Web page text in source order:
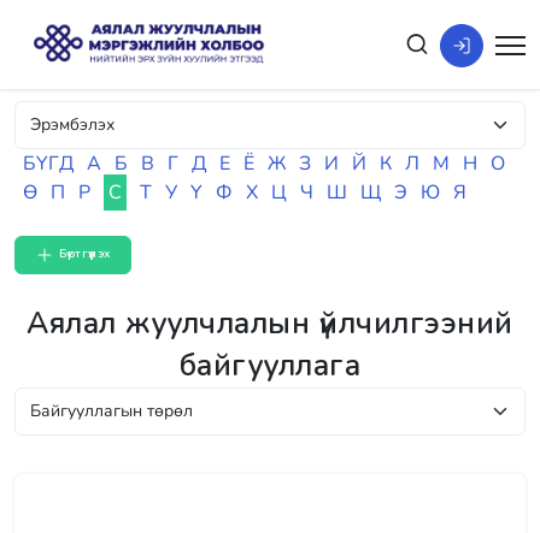
БҮГД А Б В Г Д Е Ё Ж З И Й К Л М Н О
Ө П Р С Т У Ү Ф Х Ц Ч Ш Щ Э Ю Я
Бүртгүүлэх
Аялал жуулчлалын үйлчилгээний
байгууллага